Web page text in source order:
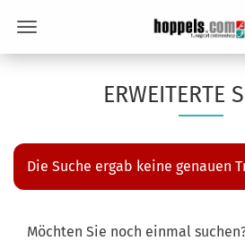
ERWEITERTE
Die Suche ergab keine genauen
MÖCHTEN
Möchten Sie noch einmal